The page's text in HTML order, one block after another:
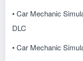
• Car Mechanic
DLC
• Car Mechanic